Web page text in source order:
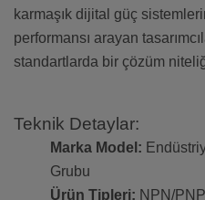
karmaşık dijital güç
performansı arayan
standartlarda bir çözüm
Teknik Detaylar:
Marka Model:
Grubu
Ürün Tipleri: NPN/